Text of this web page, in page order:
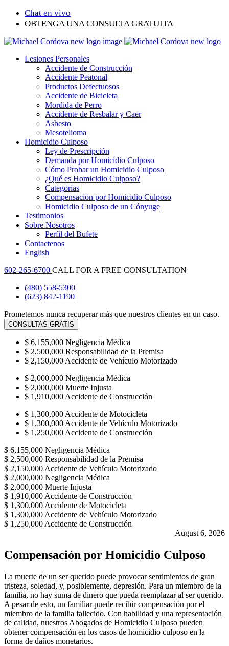
Chat en vivo
OBTENGA UNA CONSULTA GRATUITA
Lesiones Personales
Accidente de Construcción
Accidente Peatonal
Productos Defectuosos
Accidente de Bicicleta
Mordida de Perro
Accidente de Resbalar y Caer
Asbesto
Mesotelioma
Homicidio Culposo
Ley de Prescripción
Demanda por Homicidio Culposo
Cómo Probar un Homicidio Culposo
¿Qué es Homicidio Culposo?
Categorías
Compensación por Homicidio Culposo
Homicidio Culposo de un Cónyuge
Testimonios
Sobre Nosotros
Perfil del Bufete
Contactenos
English
602-265-6700 CALL FOR A FREE CONSULTATION
(480) 558-5300
(623) 842-1190
Prometemos nunca recuperar más que nuestros clientes en un caso.
CONSULTAS GRATIS
$ 6,155,000 Negligencia Médica
$ 2,500,000 Responsabilidad de la Premisa
$ 2,150,000 Accidente de Vehículo Motorizado
$ 2,000,000 Negligencia Médica
$ 2,000,000 Muerte Injusta
$ 1,910,000 Accidente de Construcción
$ 1,300,000 Accidente de Motocicleta
$ 1,300,000 Accidente de Vehículo Motorizado
$ 1,250,000 Accidente de Construcción
$ 6,155,000 Negligencia Médica
$ 2,500,000 Responsabilidad de la Premisa
$ 2,150,000 Accidente de Vehículo Motorizado
$ 2,000,000 Negligencia Médica
$ 2,000,000 Muerte Injusta
$ 1,910,000 Accidente de Construcción
$ 1,300,000 Accidente de Motocicleta
$ 1,300,000 Accidente de Vehículo Motorizado
$ 1,250,000 Accidente de Construcción
August 6, 2026
Compensación por Homicidio Culposo
La muerte de un ser querido puede provocar sentimientos de gran
tristeza, soledad, y, posiblemente, depresión. Para un miembro de la
familia, no hay suma de dinero que pueda reemplazar al ser querido.
A pesar de esto, un familiar puede recibir compensación por el
miembro de la familia fallecido. Con habilidad y una representación
de calidad, nuestros Abogados de Homicidio Culposo pueden
obtener compensación en los casos de homicidio culposo en la
forma de daños monetarios.